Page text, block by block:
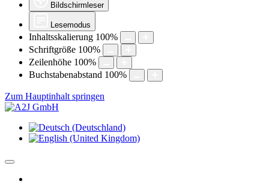
Bildschirmleser
Lesemodus
Inhaltsskalierung 100%
Schriftgröße 100%
Zeilenhöhe 100%
Buchstabenabstand 100%
Zum Hauptinhalt springen